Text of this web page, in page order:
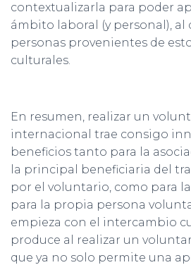
contextualizarla para poder
ámbito laboral (y personal), al
personas provenientes de
culturales.
En resumen, realizar un
internacional trae consigo
beneficios tanto para la
la principal beneficiaria del
por el voluntario, como para
para la propia persona
empieza con el intercambio
produce al realizar un
que ya no solo permite una